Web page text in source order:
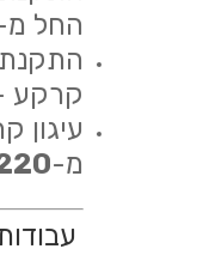
החל
התקנת
קרקע
עיגון
מ-220 ₪